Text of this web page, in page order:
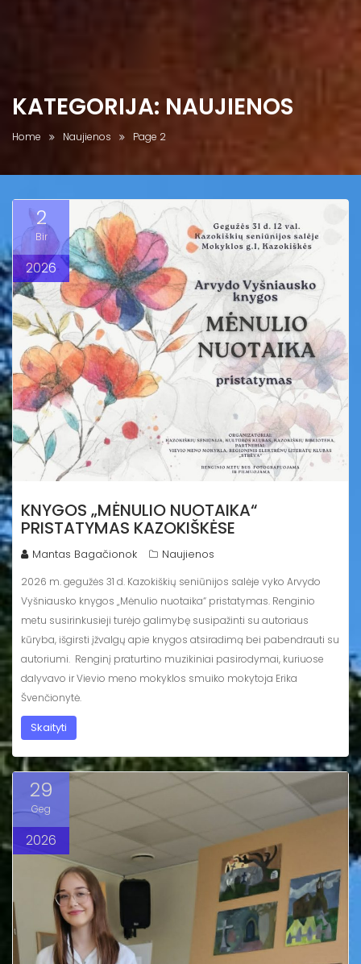
KATEGORIJA: NAUJIENOS
Home Naujienos Page 2
2
Bir
2026
KNYGOS „MĖNULIO NUOTAIKA“
PRISTATYMAS KAZOKIŠKĖSE
Mantas Bagačionok Naujienos
2026 m. gegužės 31 d. Kazokiškių seniūnijos salėje vyko Arvydo
Vyšniausko knygos „Mėnulio nuotaika“ pristatymas. Renginio
metu susirinkusieji turėjo galimybę susipažinti su autoriaus
kūryba, išgirsti įžvalgų apie knygos atsiradimą bei pabendrauti su
autoriumi. Renginį praturtino muzikiniai pasirodymai, kuriuose
dalyvavo ir Vievio meno mokyklos smuiko mokytoja Erika
Švenčionytė.
Skaityti
29
Geg
2026